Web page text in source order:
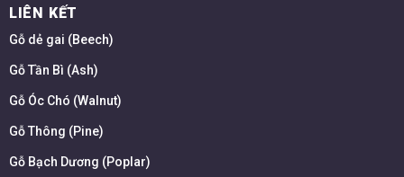
LIÊN KẾT
Gỗ dẻ gai (Beech)
Gỗ Tần Bì (Ash)
Gỗ Óc Chó (Walnut)
Gỗ Thông (Pine)
Gỗ Bạch Dương (Poplar)